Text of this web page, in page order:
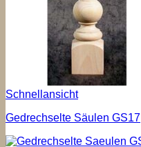
Schnellansicht
Gedrechselte Säulen GS17